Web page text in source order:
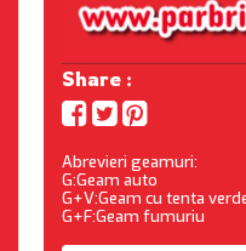
Share :
Abrevieri geamuri:
G:Geam auto
G+V:Geam cu tenta
G+F:Geam fumuriu